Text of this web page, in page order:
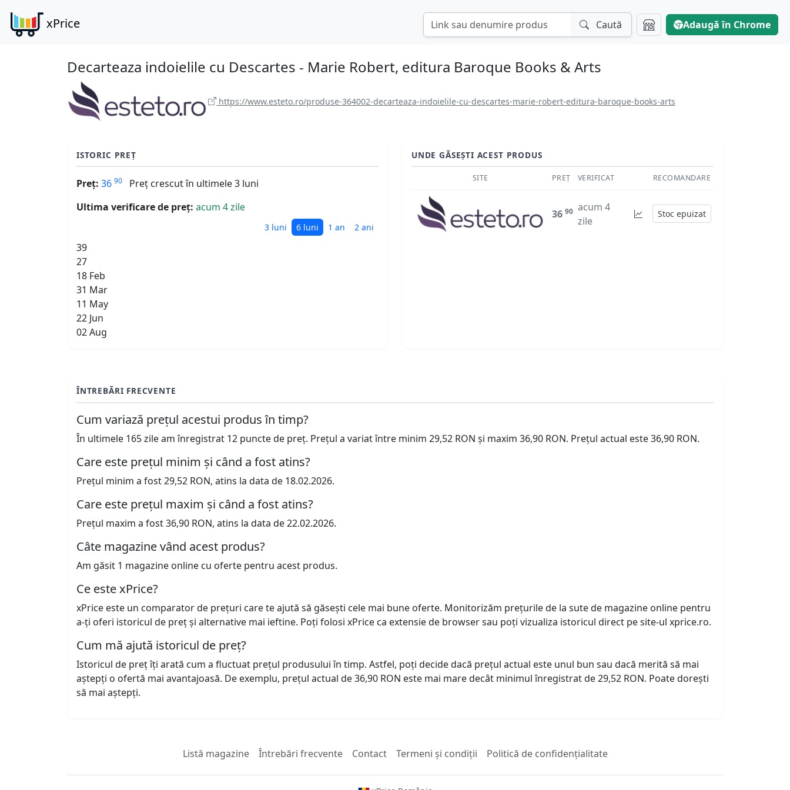
xPrice Caută Adaugă în Chrome
Decarteaza indoielile cu Descartes - Marie Robert, editura Baroque Books & Arts
https://www.esteto.ro/produse-364002-decarteaza-indoielile-cu-descartes-marie-robert-editura-baroque-books-arts
ISTORIC PREȚ
Preț: 36 90
Preț crescut în ultimele 3 luni
Ultima verificare de preț: acum 4 zile
3 luni 6 luni 1 an 2 ani
39
27
18 Feb
31 Mar
11 May
22 Jun
02 Aug
UNDE GĂSEȘTI ACEST PRODUS
SITE PREȚ VERIFICAT RECOMANDARE
36 90 acum 4
zile
Stoc epuizat
ÎNTREBĂRI FRECVENTE
Cum variază prețul acestui produs în timp?
În ultimele 165 zile am înregistrat 12 puncte de preț. Prețul a variat între minim 29,52 RON și maxim 36,90 RON. Prețul actual este 36,90 RON.
Care este prețul minim și când a fost atins?
Prețul minim a fost 29,52 RON, atins la data de 18.02.2026.
Care este prețul maxim și când a fost atins?
Prețul maxim a fost 36,90 RON, atins la data de 22.02.2026.
Câte magazine vând acest produs?
Am găsit 1 magazine online cu oferte pentru acest produs.
Ce este xPrice?
xPrice este un comparator de prețuri care te ajută să găsești cele mai bune oferte. Monitorizăm prețurile de la sute de magazine online pentru
a-ți oferi istoricul de preț și alternative mai ieftine. Poți folosi xPrice ca extensie de browser sau poți vizualiza istoricul direct pe site-ul xprice.ro.
Cum mă ajută istoricul de preț?
Istoricul de preț îți arată cum a fluctuat prețul produsului în timp. Astfel, poți decide dacă prețul actual este unul bun sau dacă merită să mai
aștepți o ofertă mai avantajoasă. De exemplu, prețul actual de 36,90 RON este mai mare decât minimul înregistrat de 29,52 RON. Poate dorești
să mai aștepți.
Listă magazine Întrebări frecvente Contact Termeni și condiții Politică de confidențialitate